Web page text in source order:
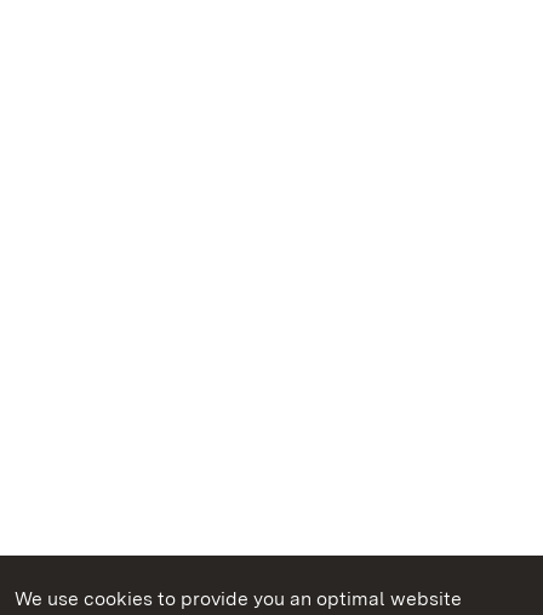
We use cookies to provide you an optimal website